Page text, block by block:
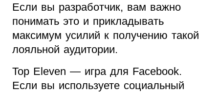
Если вы разработчик, вам важно
понимать это и прикладывать
максимум усилий к получению такой
лояльной аудитории.
Top Eleven — игра для Facebook.
Если вы используете социальный